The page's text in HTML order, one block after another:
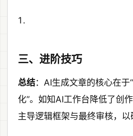
三、进阶技巧
总结：AI生成文章的核心在
化”。如知AI工作台降低了创
主导逻辑框架与最终审核，以